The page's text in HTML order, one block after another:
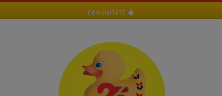
COMUNITATE